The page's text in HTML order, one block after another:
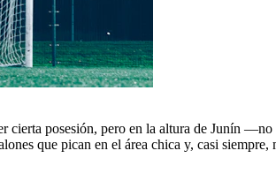
posesión, pero en la altura de Junín
que pican en el área chica y, casi siempre,